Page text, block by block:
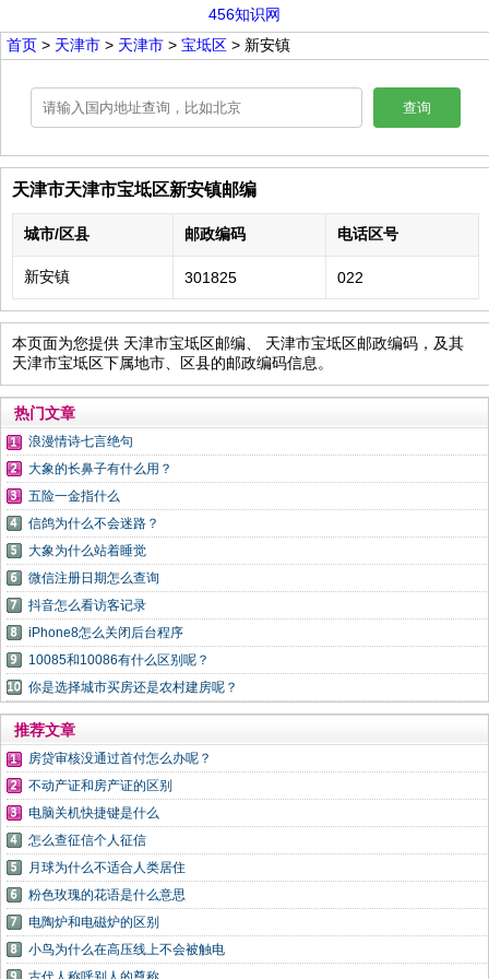
456知识网
首页 > 天津市 > 天津市 > 宝坻区 > 新安镇
查询
天津市天津市宝坻区新安镇邮编
城市/区县 邮政编码 电话区号
新安镇 301825 022
本页面为您提供 天津市宝坻区邮编、 天津市宝坻区邮政编码，及其
天津市宝坻区下属地市、区县的邮政编码信息。
热门文章
浪漫情诗七言绝句
大象的长鼻子有什么用？
五险一金指什么
信鸽为什么不会迷路？
大象为什么站着睡觉
微信注册日期怎么查询
抖音怎么看访客记录
iPhone8怎么关闭后台程序
10085和10086有什么区别呢？
你是选择城市买房还是农村建房呢？
推荐文章
房贷审核没通过首付怎么办呢？
不动产证和房产证的区别
电脑关机快捷键是什么
怎么查征信个人征信
月球为什么不适合人类居住
粉色玫瑰的花语是什么意思
电陶炉和电磁炉的区别
小鸟为什么在高压线上不会被触电